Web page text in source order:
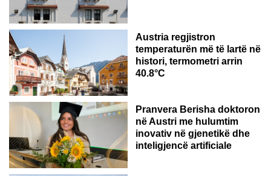
Austria regjistron
temperaturën më të lartë në
histori, termometri arrin
40.8°C
AUSTRI
Pranvera Berisha doktoron
në Austri me hulumtim
inovativ në gjenetikë dhe
inteligjencë artificiale